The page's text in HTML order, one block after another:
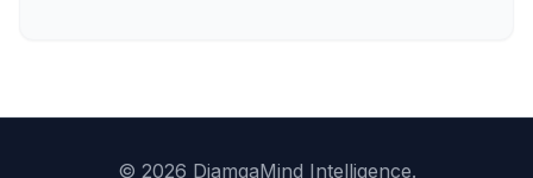
© 2026 DjamgaMind Intelligence.